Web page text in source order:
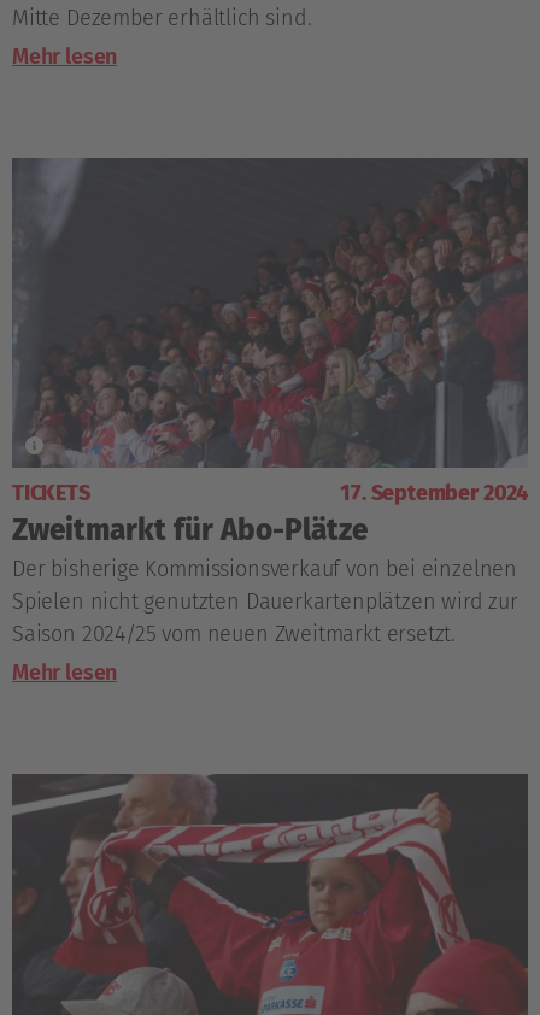
Mitte Dezember erhältlich sind.
Mehr lesen
TICKETS 17. September 2024
Zweitmarkt für Abo-Plätze
Der bisherige Kommissionsverkauf von bei einzelnen
Spielen nicht genutzten Dauerkartenplätzen wird zur
Saison 2024/25 vom neuen Zweitmarkt ersetzt.
Mehr lesen